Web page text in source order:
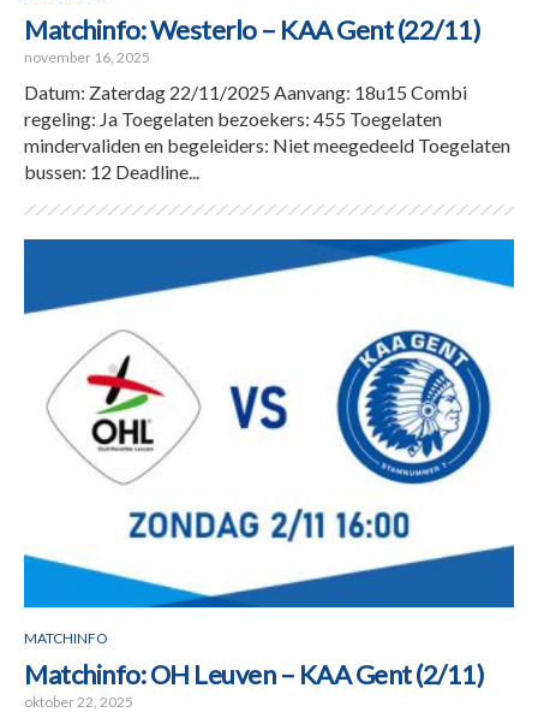
Matchinfo: Westerlo – KAA Gent (22/11)
november 16, 2025
Datum: Zaterdag 22/11/2025 Aanvang: 18u15 Combi
regeling: Ja Toegelaten bezoekers: 455 Toegelaten
mindervaliden en begeleiders: Niet meegedeeld Toegelaten
bussen: 12 Deadline...
MATCHINFO
Matchinfo: OH Leuven – KAA Gent (2/11)
oktober 22, 2025